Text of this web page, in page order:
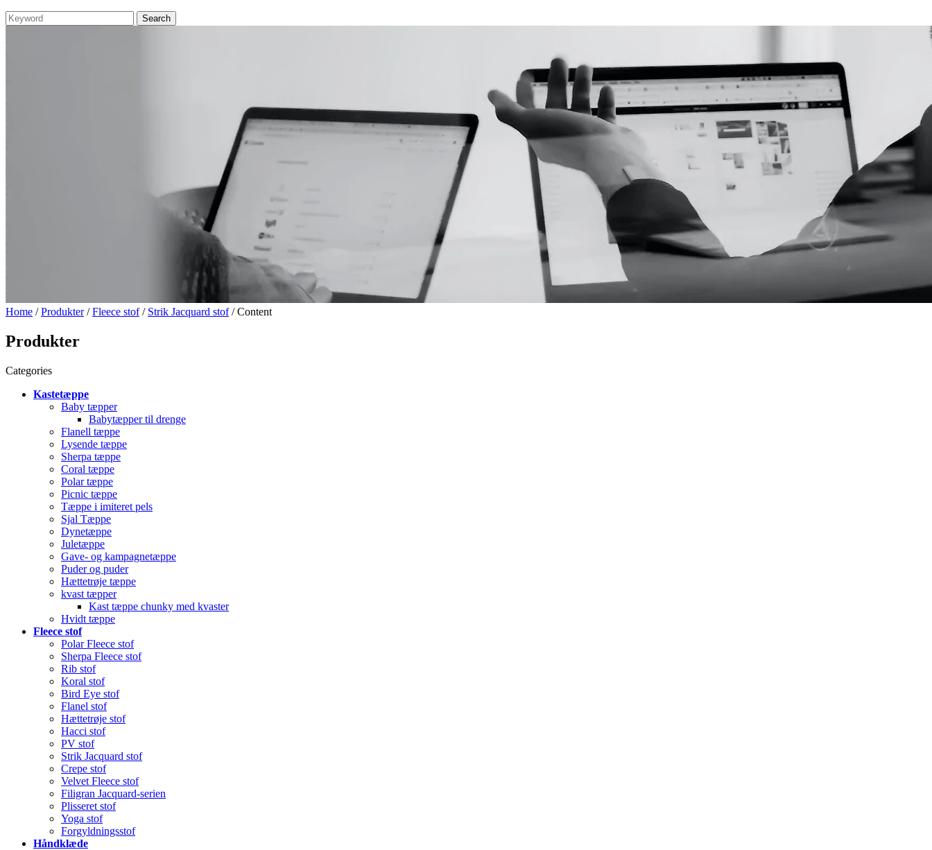
Home /Produkter/Fleece stof/ Strik Jacquard stof/ Content
Produkter
Categories
Kastetæppe
Baby tæpper
Babytæpper til drenge
Flanell tæppe
Lysende tæppe
Sherpa tæppe
Coral tæppe
Polar tæppe
Picnic tæppe
Tæppe i imiteret pels
Sjal Tæppe
Dynetæppe
Juletæppe
Gave- og kampagnetæppe
Puder og puder
Hættetrøje tæppe
kvast tæpper
Kast tæppe chunky med kvaster
Hvidt tæppe
Fleece stof
Polar Fleece stof
Sherpa Fleece stof
Rib stof
Koral stof
Bird Eye stof
Flanel stof
Hættetrøje stof
Hacci stof
PV stof
Strik Jacquard stof
Crepe stof
Velvet Fleece stof
Filigran Jacquard-serien
Plisseret stof
Yoga stof
Forgyldningsstof
Håndklæde